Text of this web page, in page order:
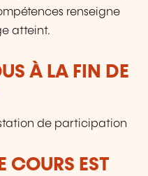
renseigne
atteint.
À LA FIN DE
de participation
COURS EST